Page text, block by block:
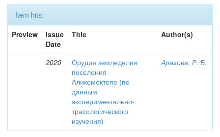
Item hits:
Preview
Issue
Date
Title Author(s)
2020
Орудия земледелия
поселения
Аликемектепе (по
данным
экспериментально-
трасологического
изучения)
Аразова, Р. Б.